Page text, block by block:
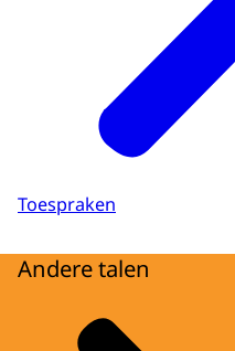
Toespraken
Andere talen